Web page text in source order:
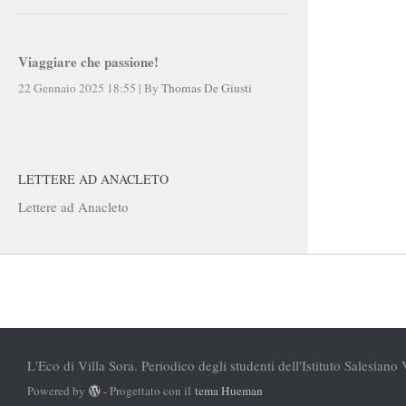
Viaggiare che passione!
22 Gennaio 2025 18:55 | By Thomas De Giusti
LETTERE AD ANACLETO
Lettere ad Anacleto
L'Eco di Villa Sora. Periodico degli studenti dell'Istituto Salesiano
Powered by - Progettato con iltema Hueman